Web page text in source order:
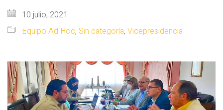
10 julio, 2021
Equipo Ad Hoc, Sin categoría, Vicepresidencia